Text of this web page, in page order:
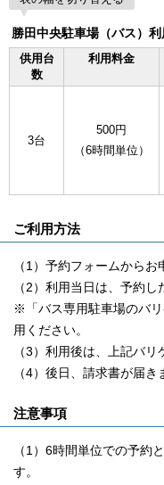
勝田中央駐車場（バス）
供用台
数
利用料金
3台
500円
（6時間単位）
ご利用方法
（1）予約フォームからお
（2）利用当日は、予約し
※「バス専用駐車場のバ
用ください。
（3）利用後は、上記バリ
（4）後日、請求書が届き
注意事項
（1）6時間単位での予約
す。